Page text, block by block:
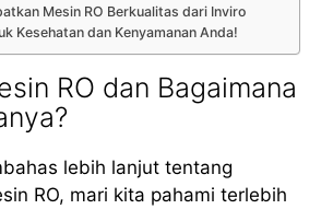
Mesin RO Berkualitas dari Inviro
Kesehatan dan Kenyamanan Anda!
RO dan Bagaimana
lebih lanjut tentang
RO, mari kita pahami terlebih